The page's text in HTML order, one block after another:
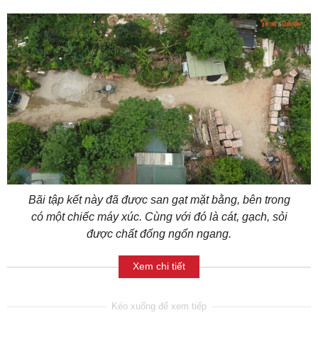
Bãi tập kết này đã được san gạt mặt bằng, bên trong
có một chiếc máy xúc. Cùng với đó là cát, gạch, sỏi
được chất đống ngổn ngang.
Xem chi tiết